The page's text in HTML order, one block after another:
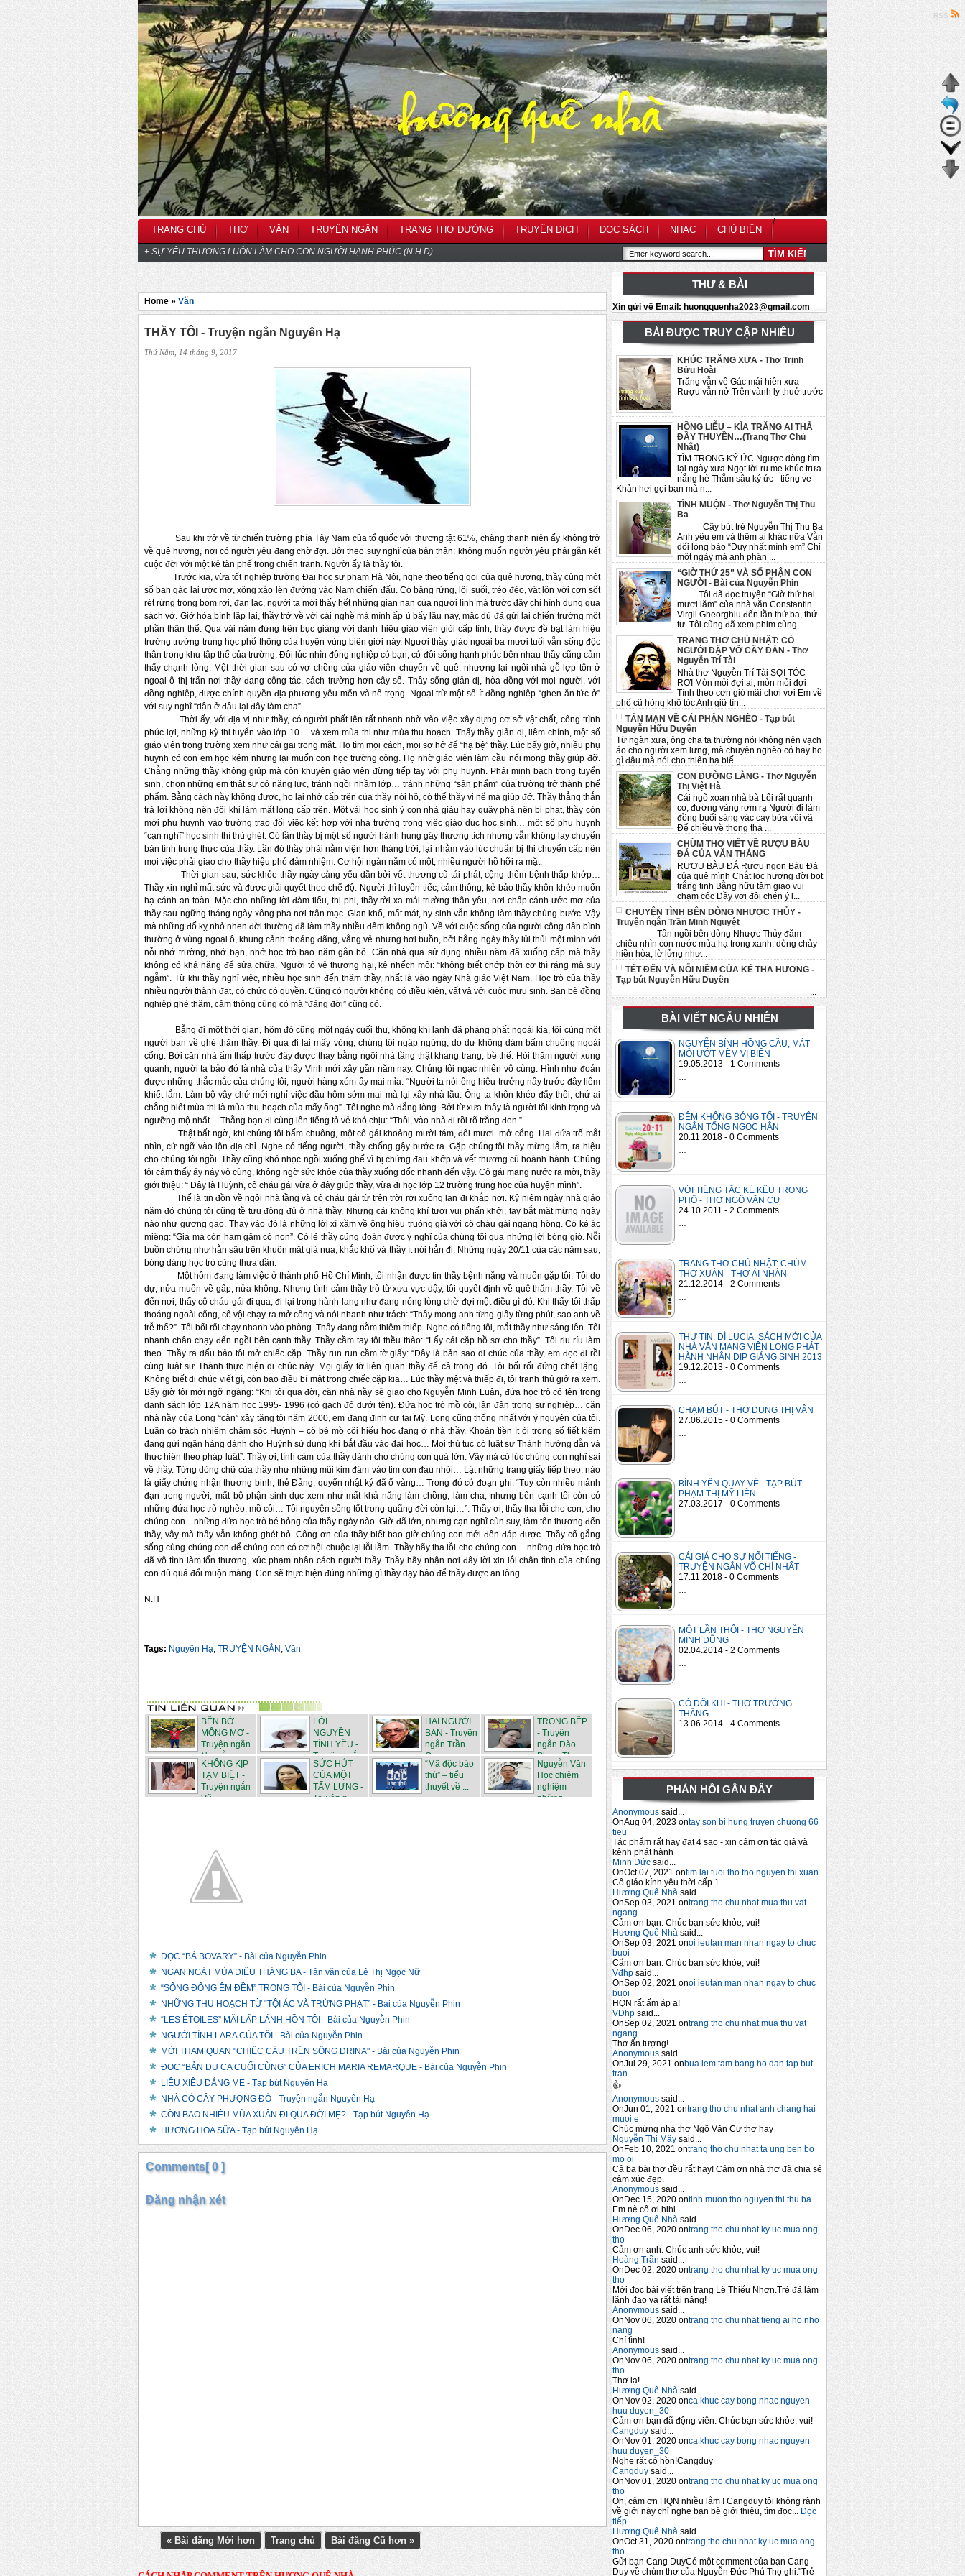
TRANG CHỦ THƠ VĂN TRUYỆN NGẮN TRANG THƠ ĐƯỜNG TRUYỆN DỊCH
/
ĐỌC SÁCH NHẠC CHỦ BIÊN
+ SỰ YÊU THƯƠNG LUÔN LÀM CHO CON NGƯỜI HẠNH PHÚC (N.H.D)
RSS
THƯ & BÀI
Xin gửi về Email: huongquenha2023@gmail.com
BÀI ĐƯỢC TRUY CẬP NHIỀU
KHÚC TRĂNG XƯA - Thơ Trịnh
Bửu Hoài
Trăng vẫn về Gác mái hiên xưa
Rượu vẫn nở Trên vành ly thuở trước
HỒNG LIỄU – KÌA TRĂNG AI THẢ
ĐẦY THUYỀN…(Trang Thơ Chủ
Nhật)
TÌM TRONG KÝ ỨC Ngược dòng tìm
lại ngày xưa Ngọt lời ru mẹ khúc trưa
nắng hè Thẳm sâu ký ức - tiếng ve
Khản hơi gọi bạn mà n...
TÌNH MUỘN - Thơ Nguyễn Thị Thu
Ba
Cây bút trẻ Nguyễn Thị Thu Ba
Anh yêu em và thêm ai khác nữa Vẫn
dối lòng bảo “Duy nhất mình em” Chỉ
một ngày mà anh phân ...
“GIỜ THỨ 25” VÀ SỐ PHẬN CON
NGƯỜI - Bài của Nguyễn Phin
Tôi đã đọc truyện “Giờ thứ hai
mươi lăm” của nhà văn Constantin
Virgil Gheorghiu đến lần thứ ba, thứ
tư. Tôi cũng đã xem phim cùng...
TRANG THƠ CHỦ NHẬT: CÓ
NGƯỜI ĐẬP VỠ CÂY ĐÀN - Thơ
Nguyễn Trí Tài
Nhà thơ Nguyễn Trí Tài SỢI TÓC
RƠI Mòn mỏi đợi ai, mòn mỏi đợi
Tình theo cơn gió mãi chơi vơi Em về
phố cũ hỏng khô tóc Anh giữ tìn...
TẢN MẠN VỀ CÁI PHẬN NGHÈO - Tạp bút
Nguyễn Hữu Duyên
Từ ngàn xưa, ông cha ta thường nói không nên vạch
áo cho người xem lưng, mà chuyện nghèo có hay ho
gì đâu mà nói cho thiên hạ biế...
CON ĐƯỜNG LÀNG - Thơ Nguyễn
Thị Việt Hà
Cái ngõ xoan nhà bà Lối rất quanh
co, đường vàng rơm rạ Người đi làm
đồng buổi sáng vác cày bừa vội vã
Để chiều về thong thả ...
CHÙM THƠ VIẾT VỀ RƯỢU BÀU
ĐÁ CỦA VĂN THẮNG
RƯỢU BÀU ĐÁ Rượu ngon Bàu Đá
của quê mình Chắt lọc hương đời bọt
trắng tinh Bằng hữu tâm giao vui
chạm cốc Đầy vơi đôi chén ý l...
CHUYỆN TÌNH BÊN DÒNG NHƯỢC THỦY -
Truyện ngắn Trần Minh Nguyệt
Tân ngồi bên dòng Nhược Thủy đăm
chiêu nhìn con nước mùa hạ trong xanh, dòng chảy
hiền hòa, lờ lửng như...
TẾT ĐẾN VÀ NỖI NIỀM CỦA KẺ THA HƯƠNG -
Tạp bút Nguyễn Hữu Duyên
BÀI VIẾT NGẪU NHIÊN
NGUYỄN BÍNH HỒNG CẦU, MẮT
MÔI ƯỚT MÈM VỊ BIỂN
19.05.2013 - 1 Comments
ĐÊM KHÔNG BÓNG TỐI - TRUYỆN
NGẮN TỐNG NGỌC HÂN
20.11.2018 - 0 Comments
VỚI TIẾNG TẮC KÈ KÊU TRONG
PHỐ - THƠ NGÔ VĂN CƯ
24.10.2011 - 2 Comments
TRANG THƠ CHỦ NHẬT: CHÙM
THƠ XUÂN - THƠ ÁI NHÂN
21.12.2014 - 2 Comments
THƯ TIN: DÌ LUCIA, SÁCH MỚI CỦA
NHÀ VĂN MANG VIÊN LONG PHÁT
HÀNH NHÂN DỊP GIÁNG SINH 2013
19.12.2013 - 0 Comments
CHẠM BÚT - THƠ DUNG THỊ VÂN
27.06.2015 - 0 Comments
BÌNH YÊN QUAY VỀ - TẠP BÚT
PHẠM THỊ MỸ LIÊN
27.03.2017 - 0 Comments
CÁI GIÁ CHO SỰ NỔI TIẾNG -
TRUYỆN NGẮN VÕ CHÍ NHẤT
17.11.2018 - 0 Comments
MỘT LẦN THÔI - THƠ NGUYỄN
MINH DŨNG
02.04.2014 - 2 Comments
CÓ ĐÔI KHI - THƠ TRƯỜNG
THẮNG
13.06.2014 - 4 Comments
PHẢN HỒI GẦN ĐÂY
Anonymous said...
OnAug 04, 2023 ontay son bi hung truyen chuong 66
tieu
Tác phẩm rất hay đạt 4 sao - xin cảm ơn tác giả và
kênh phát hành
Minh Đức said...
OnOct 07, 2021 ontim lai tuoi tho tho nguyen thi xuan
Cô giáo kính yêu thời cấp 1
Hương Quê Nhà said...
OnSep 03, 2021 ontrang tho chu nhat mua thu vat
ngang
Cảm ơn bạn. Chúc bạn sức khỏe, vui!
Hương Quê Nhà said...
OnSep 03, 2021 onoi ieutan man nhan ngay to chuc
buoi
Cẩm ơn bạn. Chúc bạn sức khỏe, vui!
Vđhp said...
OnSep 02, 2021 onoi ieutan man nhan ngay to chuc
buoi
HQN rất ấm áp ạ!
VĐhp said...
OnSep 02, 2021 ontrang tho chu nhat mua thu vat
ngang
Thơ ấn tượng!
Anonymous said...
OnJul 29, 2021 onbua iem tam bang ho dan tap but
tran
👍
Anonymous said...
OnJun 01, 2021 ontrang tho chu nhat anh chang hai
muoi e
Chúc mừng nhà thơ Ngô Văn Cư thơ hay
Nguyễn Thị Mây said...
OnFeb 10, 2021 ontrang tho chu nhat ta ung ben bo
mo oi
Cả ba bài thơ đều rất hay! Cám ơn nhà thơ đã chia sẻ
cảm xúc đẹp.
Anonymous said...
OnDec 15, 2020 ontinh muon tho nguyen thi thu ba
Em nè cô ơi hihi
Hương Quê Nhà said...
OnDec 06, 2020 ontrang tho chu nhat ky uc mua ong
tho
Cảm ơn anh. Chúc anh sức khỏe, vui!
Hoàng Trần said...
OnDec 02, 2020 ontrang tho chu nhat ky uc mua ong
tho
Mới đọc bài viết trên trang Lê Thiếu Nhơn.Trẻ đã làm
lãnh đạo và rất tài năng!
Anonymous said...
OnNov 06, 2020 ontrang tho chu nhat tieng ai ho nho
nang
Chí tình!
Anonymous said...
OnNov 06, 2020 ontrang tho chu nhat ky uc mua ong
tho
Thơ lạ!
Hương Quê Nhà said...
OnNov 02, 2020 onca khuc cay bong nhac nguyen
huu duyen_30
Cảm ơn bạn đã động viên. Chúc bạn sức khỏe, vui!
Cangduy said...
OnNov 01, 2020 onca khuc cay bong nhac nguyen
huu duyen_30
Nghe rất có hồn!Cangduy
Cangduy said...
OnNov 01, 2020 ontrang tho chu nhat ky uc mua ong
tho
Oh, cảm ơn HQN nhiều lắm ! Cangduy tôi không rành
về giới này chỉ nghe bạn bè giới thiệu, tìm đọc...
Đọc
tiếp...
Hương Quê Nhà said...
OnOct 31, 2020 ontrang tho chu nhat ky uc mua ong
tho
Gửi bạn Cang DuyCó một comment của bạn Cang
Duy về chùm thơ của Nguyễn Đức Phú Thọ ghi:"Trẻ
Home » Văn
THẦY TÔI - Truyện ngắn Nguyên Hạ
Thứ Năm, 14 tháng 9, 2017
Sau khi trở về từ chiến trường phía Tây Nam của tổ quốc với thương tật 61%, chàng thanh niên ấy không trở
về quê hương, nơi có người yêu đang chờ đợi. Bởi theo suy nghĩ của bản thân: không muốn người yêu phải gắn kết
cuộc đời với một kẻ tàn phế trong chiến tranh. Người ấy là thầy tôi.
Trước kia, vừa tốt nghiệp trường Đại học sư phạm Hà Nội, nghe theo tiếng gọi của quê hương, thầy cùng một
số bạn gác lại ước mơ, xông xáo lên đường vào Nam chiến đấu. Có băng rừng, lội suối, trèo đèo, vật lộn với cơn sốt
rét rừng trong bom rơi, đạn lạc, người ta mới thấy hết những gian nan của người lính mà trước đây chỉ hình dung qua
sách vở. Giờ hòa bình lập lại, thầy trở về với cái nghề mà mình ấp ủ bấy lâu nay, mặc dù đã gửi lại chiến trường một
phần thân thể. Qua vài năm đứng trên bục giảng với danh hiệu giáo viên giỏi cấp tỉnh, thầy được đề bạt làm hiệu
trưởng trường trung học phổ thông của huyện vùng biên giới này. Người thầy giáo ngoài ba mươi tuổi vẫn sống độc
thân trong khu tập thể của trường. Đôi lúc nhìn đồng nghiệp có bạn, có đôi sống hạnh phúc bên nhau thầy cũng cảm
thấy chạnh lòng. Một thời gian sau có vợ chồng của giáo viên chuyển về quê, nhượng lại ngôi nhà gỗ lợp tôn ở
ngoại ô thị trấn nơi thầy đang công tác, cách trường hơn cây số. Thầy sống giản dị, hòa đồng với mọi người, với
đồng nghiệp, được chính quyền địa phương yêu mến và nể trọng. Ngoại trừ một số ít đồng nghiệp “ghen ăn tức ở”
với suy nghĩ “dân ở đâu lại đây làm cha”.
Thời ấy, với địa vị như thầy, có người phất lên rất nhanh nhờ vào việc xây dựng cơ sở vật chất, công trình
phúc lợi, những kỳ thi tuyển vào lớp 10… và xem mùa thi như mùa thu hoạch. Thấy thầy giản dị, liêm chính, một số
giáo viên trong trường xem như cái gai trong mắt. Họ tìm mọi cách, mọi sơ hở để “hạ bệ” thầy. Lúc bấy giờ, nhiều phụ
huynh có con em học kém nhưng lại muốn con học trường công. Họ nhờ giáo viên làm cầu nối mong thầy giúp đỡ.
Chẳng những thầy không giúp mà còn khuyên giáo viên đừng tiếp tay với phụ huynh. Phải minh bạch trong tuyển
sinh, chọn những em thật sự có năng lực, tránh ngồi nhầm lớp… tránh những “sản phẩm” của trường trở thành phế
phẩm. Bằng cách nầy không được, họ lại nhờ cấp trên của thầy nói hộ, có thể thầy vị nể mà giúp đỡ. Thầy thẳng thắn
trả lời không nên đôi khi làm mất lòng cấp trên. Một vài học sinh ỷ con nhà giàu hay quậy phá nên bị phạt, thầy còn
mời phụ huynh vào trường trao đổi việc kết hợp với nhà trường trong việc giáo dục học sinh… một số phụ huynh
“cạn nghĩ” học sinh thì thù ghét. Có lần thầy bị một số người hành hung gây thương tích nhưng vẫn không lay chuyển
bản tính trung thực của thầy. Lần đó thầy phải nằm viện hơn tháng trời, lại nhằm vào lúc chuẩn bị thi chuyển cấp nên
mọi việc phải giao cho thầy hiệu phó đảm nhiệm. Cơ hội ngàn năm có một, nhiều người hồ hỡi ra mặt.
Thời gian sau, sức khỏe thầy ngày càng yếu dần bởi vết thương cũ tái phát, cộng thêm bệnh thấp khớp…
Thầy xin nghỉ mất sức và được giải quyết theo chế độ. Người thì luyến tiếc, cảm thông, kẻ bảo thầy khôn khéo muốn
hạ cánh an toàn. Mặc cho những lời đàm tiếu, thị phi, thầy rời xa mái trường thân yêu, nơi chấp cánh ước mơ của
thầy sau ngững tháng ngày xông pha nơi trận mạc. Gian khổ, mất mát, hy sinh vẫn không làm thầy chùng bước. Vậy
mà những đố kỵ nhỏ nhen đời thường đã làm thầy nhiều đêm không ngủ. Về với cuộc sống của người công dân bình
thường ở vùng ngoại ô, khung cảnh thoáng đãng, vắng vẻ nhưng hơi buồn, bởi hằng ngày thầy lủi thủi một mình với
nỗi nhớ trường, nhớ bạn, nhớ học trò bao năm gắn bó. Căn nhà qua sử dụng nhiều năm đã xuống cấp mà thầy
không có khả năng để sửa chữa. Người tỏ vẻ thương hại, kẻ nhếch môi: “không biết chớp thời cơ thì ráng mà suy
ngẫm”. Từ khi thầy nghỉ việc, nhiều học sinh đến thăm thầy, nhất là vào ngày Nhà giáo Việt Nam. Học trò của thầy
nhiều người thành đạt, có chức có quyền. Cũng có người không có điều kiện, vất vả với cuộc mưu sinh. Bạn bè đồng
nghiệp ghé thăm, cảm thông cũng có mà “đáng đời” cũng có.
Bẵng đi một thời gian, hôm đó cũng một ngày cuối thu, không khí lạnh đã phảng phất ngoài kia, tôi cùng một
người bạn về ghé thăm thầy. Đi qua đi lại mấy vòng, chúng tôi ngập ngừng, do dự không dám bấm chuông ngoài
cổng. Bởi căn nhà ẩm thấp trước đây được thay bằng ngôi nhà tầng thật khang trang, bề thế. Hỏi thăm người xung
quanh, người ta bảo đó là nhà của thầy Vinh mới xây gần năm nay. Chúng tôi ngạc nhiên vô cùng. Hình như đoán
được những thắc mắc của chúng tôi, người hàng xóm ấy mai mỉa: “Người ta nói ông hiệu trưởng nầy trước đây liêm
khiết lắm. Làm bộ vậy chứ mới nghỉ việc đầu hôm sớm mai mà lại xây nhà lầu. Ông ta khôn khéo đấy thôi, chứ ai
chẳng biết mùa thi là mùa thu hoạch của mấy ổng”. Tôi nghe mà đắng lòng. Bởi từ xưa thầy là người tôi kính trọng và
ngưỡng mộ nhất… Thằng bạn đi cùng lên tiếng tỏ vẻ khó chịu: “Thôi, vào nhà đi rồi rõ trắng đen.”
Thật bất ngờ, khi chúng tôi bấm chuông, một cô gái khoảng mười tám, đôi mươi mở cổng. Hai đứa trố mắt
nhìn, cứ ngỡ vào lộn địa chỉ. Nghe có tiếng người, thầy chống gậy bước ra. Gặp chúng tôi thầy mừng lắm, ra hiệu
cho chúng tôi ngồi. Thầy cũng khó nhọc ngồi xuống ghế vì bị chứng đau khớp và vết thương cũ hoành hành. Chúng
tôi cảm thấy áy náy vô cùng, không ngờ sức khỏe của thầy xuống dốc nhanh đến vậy. Cô gái mang nước ra mời, thầy
giới thiệu: “ Đây là Huỳnh, cô cháu gái vừa ở đây giúp thầy, vừa đi học lớp 12 trường trung học của huyện mình”.
Thế là tin đồn về ngôi nhà tầng và cô cháu gái từ trên trời rơi xuống lan đi khắp nơi. Kỷ niệm ngày nhà giáo
năm đó chúng tôi cũng tề tựu đông đủ ở nhà thầy. Nhưng cái không khí tươi vui phấn khởi, tay bắt mặt mừng ngày
nào như gượng gạo. Thay vào đó là những lời xì xầm về ông hiệu truỏng già với cô cháu gái ngang hông. Có kẻ ác
miệng: “Già mà còn ham gặm cỏ non”. Có lẽ thầy cũng đoán được ý nghĩ của chúng tôi qua những lời bóng gió. Nỗi
buồn chừng như hằn sâu trên khuôn mặt già nua, khắc khổ và thầy ít nói hẳn đi. Những ngày 20/11 của các năm sau,
bóng dáng học trò cũng thưa dần.
Một hôm đang làm việc ở thành phố Hồ Chí Minh, tôi nhận được tin thầy bệnh nặng và muốn gặp tôi. Tôi do
dự, nửa muốn về gấp, nửa không. Nhưng tình cảm thầy trò từ xưa vực dậy, tôi quyết định về quê thăm thầy. Tôi về
đến nơi, thấy cô cháu gái đi qua, đi lại trong hành lang như đang nóng lòng chờ đợi một điều gì đó. Khi thấy tôi thấp
thoáng ngoài cổng, cô vội chạy ra mở cổng và nói nhanh như trách: “Thầy mong anh từng giây từng phút, sao anh về
trễ thế?”. Tôi bối rối chạy nhanh vào phòng. Thầy đang nằm thiêm thiếp. Nghe có tiếng tôi, mắt thầy như sáng lên. Tôi
nhanh chân chạy đến ngồi bên cạnh thầy. Thầy cầm tay tôi thều thào: “Lấy cái cặp hồ sơ cho thầy”. Tôi riu ríu làm
theo. Thầy ra dấu bảo tôi mở chiếc cặp. Thầy run run cầm tờ giấy: “Đây là bản sao di chúc của thầy, em đọc đi rồi
cùng luật sư Thành thực hiện di chúc này. Mọi giấy tờ liên quan thầy để cả trong đó. Tôi bối rối đứng chết lặng.
Không biết di chúc viết gì, còn bao điều bí mật trong chiếc cặp kia… Lúc thầy mệt và thiếp đi, tôi tranh thủ giở ra xem.
Bấy giờ tôi mới ngỡ ngàng: “Khi tôi qua đời, căn nhà nầy sẽ giao cho Nguyễn Minh Luân, đứa học trò có tên trong
danh sách lớp 12A năm học 1995- 1996 (có gạch đỏ dưới tên). Đứa học trò mồ côi, lận đận trong sự nghiệp… căn
nhà nầy của Long “cận” xây tặng tôi năm 2000, em đang định cư tại Mỹ. Long cũng thống nhất với ý nguyện của tôi.
Luân có trách nhiệm chăm sóc Huỳnh – cô bé mồ côi hiếu học đang ở nhà thầy. Khoản tiền ít ỏi trong sổ tiết kiệm
đang gửi ngân hàng dành cho Huỳnh sử dụng khi bắt đầu vào đại học… Mọi thủ tục có luật sư Thành hướng dẫn và
thực hiện theo pháp luật”. Thầy ơi, tình cảm của thầy dành cho chúng con quá lớn. Vậy mà có lúc chúng con nghĩ sai
về thầy. Từng dòng chữ của thầy như những mũi kim đâm vào tim con đau nhói… Lật những trang giấy tiếp theo, nào
là giấy chứng nhận thương binh, thẻ Đảng, quyển nhật ký đã ố vàng… Trong đó có đoạn ghi: “Tuy còn nhiều mảnh
đạn trong người, mất bộ phận sinh dục xem như mất khả năng làm chồng, làm cha, nhưng bên cạnh tôi còn có
những đứa học trò nghèo, mồ côi… Tôi nguyện sống tốt trong quãng đời còn lại…”. Thầy ơi, thầy tha lỗi cho con, cho
chúng con…những đứa học trò bé bỏng của thầy ngày nào. Giờ đã lớn, nhưng cạn nghĩ cùn suy, làm tổn thương đến
thầy, vậy mà thầy vẫn không ghét bỏ. Công ơn của thầy biết bao giờ chúng con mới đền đáp được. Thầy cố gắng
sống cùng chúng con để chúng con có cơ hội chuộc lại lỗi lầm. Thầy hãy tha lỗi cho chúng con… những đứa học trò
đã vô tình làm tổn thương, xúc phạm nhân cách người thầy. Thầy hãy nhận nơi đây lời xin lỗi chân tình của chúng
con dù quá đổi muộn màng. Con sẽ thực hiện đúng những gì thầy dạy bảo để thầy được an lòng.
N.H
Tags: Nguyên Hạ, TRUYỆN NGẮN , Văn
BẾN BỜ
MỘNG MƠ -
Truyện ngắn
Nguyễn...
LỜI
NGUYỀN
TÌNH YÊU -
Truyện ngắn
HAI NGƯỜI
BẠN - Truyện
ngắn Trần
Qu...
TRONG BẾP
- Truyện
ngắn Đào
Phạm Th...
KHÔNG KỊP
TẠM BIỆT -
Truyện ngắn
Vũ...
SỨC HÚT
CỦA MỘT
TẤM LƯNG -
Truyện n...
“Mã độc báo
thù” – tiểu
thuyết về ...
Nguyễn Văn
Học chiêm
nghiệm
những ...
ĐỌC “BÀ BOVARY” - Bài của Nguyễn Phin
NGAN NGÁT MÙA ĐIỀU THÁNG BA - Tản văn của Lê Thị Ngọc Nữ
“SÔNG ĐÔNG ÊM ĐỀM” TRONG TÔI - Bài của Nguyễn Phin
NHỮNG THU HOẠCH TỪ “TỘI ÁC VÀ TRỪNG PHẠT” - Bài của Nguyễn Phin
“LES ÉTOILES” MÃI LẤP LÁNH HỒN TÔI - Bài của Nguyễn Phin
NGƯỜI TÌNH LARA CỦA TÔI - Bài của Nguyễn Phin
MỜI THAM QUAN "CHIẾC CẦU TRÊN SÔNG DRINA" - Bài của Nguyễn Phin
ĐỌC “BẢN DU CA CUỐI CÙNG” CỦA ERICH MARIA REMARQUE - Bài của Nguyễn Phin
LIÊU XIÊU DÁNG MẸ - Tạp bút Nguyên Hạ
NHÀ CÓ CÂY PHƯỢNG ĐỎ - Truyện ngắn Nguyên Hạ
CÒN BAO NHIÊU MÙA XUÂN ĐI QUA ĐỜI MẸ? - Tạp bút Nguyên Hạ
HƯƠNG HOA SỮA - Tạp bút Nguyên Hạ
Comments[ 0 ]
Đăng nhận xét
« Bài đăng Mới hơn Trang chủ Bài đăng Cũ hơn »